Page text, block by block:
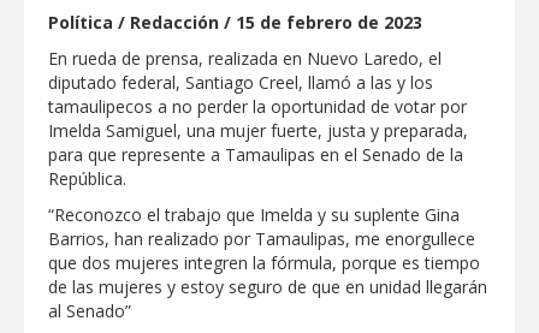
PREVENIR ENFERMEDADES DURANTE
Intensificó Municipio programa de
bacheo en cuatro colonias de Reynosa
Respalda la SET acuerdos de la
CONAEDU sobre redes sociales y
AVANZAN TRABAJOS DE
MODERNIZACIÓN EN AVENIDA
REFORMA; GOBIERNO MUNICIPAL
MANTIENE EL RITMO DE LAS OBRAS
PRIORITARIAS
Atendió Protección Civil de Reynosa
Política / Redacción / 15 de febrero de 2023
En rueda de prensa, realizada en Nuevo Laredo, el
diputado federal, Santiago Creel, llamó a las y los
tamaulipecos a no perder la oportunidad de votar por
Imelda Samiguel, una mujer fuerte, justa y preparada,
para que represente a Tamaulipas en el Senado de la
República.
“Reconozco el trabajo que Imelda y su suplente Gina
Barrios, han realizado por Tamaulipas, me enorgullece
que dos mujeres integren la fórmula, porque es tiempo
de las mujeres y estoy seguro de que en unidad llegarán
al Senado”